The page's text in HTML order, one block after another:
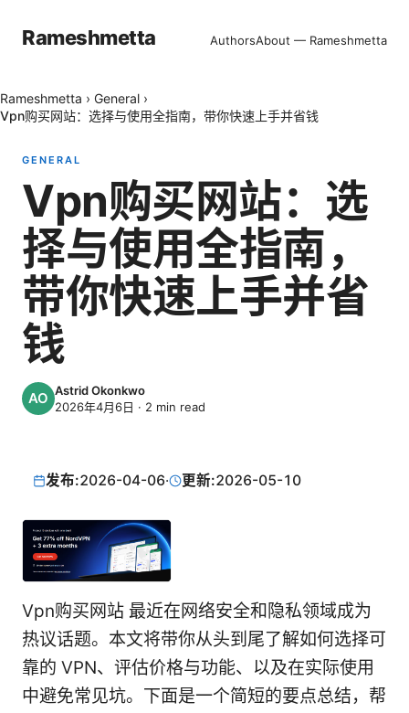
Rameshmetta AuthorsAbout — Rameshmetta
Rameshmetta › General ›
Vpn购买网站：选择与使用全指南，带你快速上手并省钱
GENERAL
Vpn购买网站：选
择与使用全指南，
带你快速上手并省
钱
Astrid Okonkwo
2026年4月6日 · 2 min read
发布:2026-04-06· 更新:2026-05-10
Vpn购买网站 最近在网络安全和隐私领域成为
热议话题。本文将带你从头到尾了解如何选择可
靠的 VPN、评估价格与功能、以及在实际使用
中避免常见坑。下面是一个简短的要点总结，帮